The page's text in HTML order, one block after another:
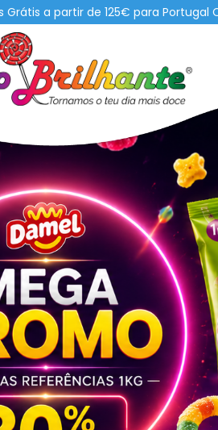
125€ para Portugal Continental